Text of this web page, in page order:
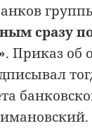
сразу
. Приказ об